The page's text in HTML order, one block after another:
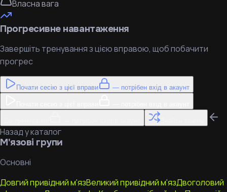
Власна вага
Прогресивне навантаження
Завершіть тренування з цією вправою, щоб побачити
прогрес
Почати сесію з цієї вправи — потрібен вхід в акаунт
Назад у каталог
М'язові групи
Основні
Довгий привідний м'язВеликий привідний м'язДвоголовий